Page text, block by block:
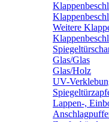
Weitere
Glas/Glas
Glas/Holz
UV-
Lappen-,